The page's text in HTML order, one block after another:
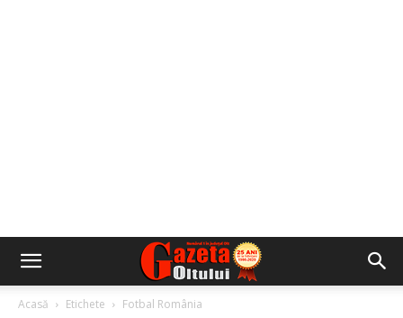
Acasă Etichete Fotbal România